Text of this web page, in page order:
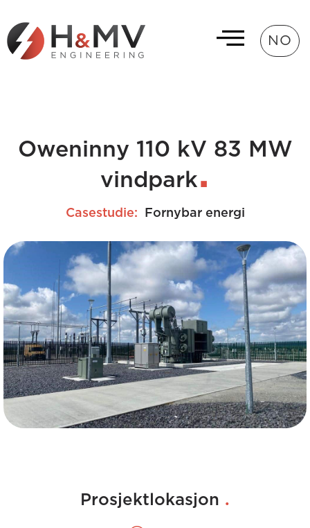
NO
Oweninny 110 kV 83 MW
vindpark
Casestudie: Fornybar energi
Prosjektlokasjon .